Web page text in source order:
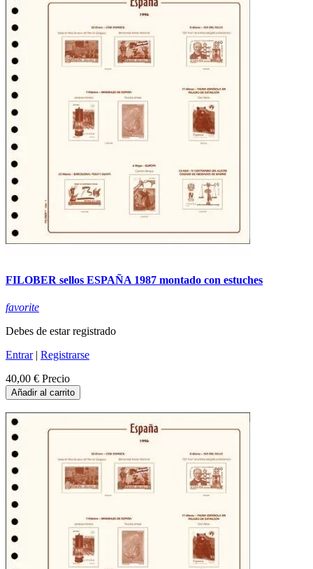
FILOBER sellos ESPAÑA 1987 montado con estuches
favorite
Debes de estar registrado
Entrar| Registrarse
40,00 € Precio
Añadir al carrito